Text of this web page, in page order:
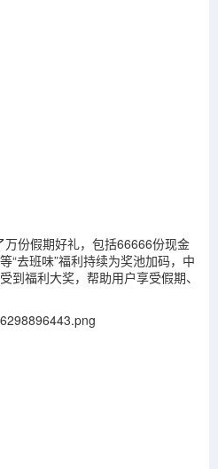
万份假期好礼，包括66666份现金
“去班味”福利持续为奖池加码，中
到福利大奖，帮助用户享受假期、